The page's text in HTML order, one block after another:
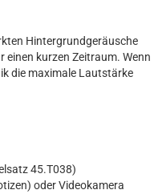
Hintergrundgeräusche
kurzen Zeitraum. Wenn
die maximale Lautstärke
45.T038)
oder Videokamera